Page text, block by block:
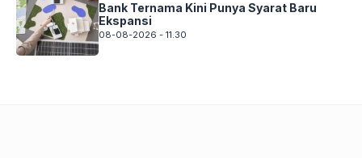
Bank Ternama Kini Punya Syarat Baru
Ekspansi
08-08-2026 - 11.30